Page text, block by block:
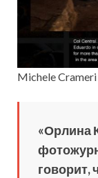
Michele Crameri
«Орлина
говорит,